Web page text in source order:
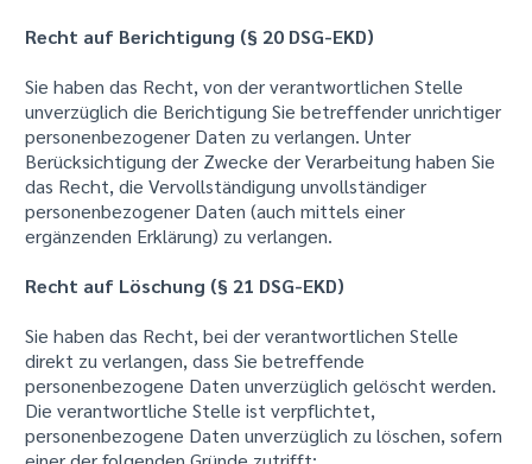
Recht auf Berichtigung (§ 20 DSG-EKD)
Sie haben das Recht, von der verantwortlichen Stelle
unverzüglich die Berichtigung Sie betreffender unrichtiger
personenbezogener Daten zu verlangen. Unter
Berücksichtigung der Zwecke der Verarbeitung haben Sie
das Recht, die Vervollständigung unvollständiger
personenbezogener Daten (auch mittels einer
ergänzenden Erklärung) zu verlangen.
Recht auf Löschung (§ 21 DSG-EKD)
Sie haben das Recht, bei der verantwortlichen Stelle
direkt zu verlangen, dass Sie betreffende
personenbezogene Daten unverzüglich gelöscht werden.
Die verantwortliche Stelle ist verpflichtet,
personenbezogene Daten unverzüglich zu löschen, sofern